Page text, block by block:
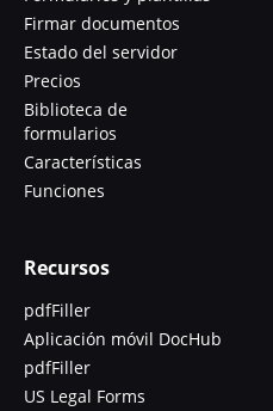
Firmar documentos
Estado del servidor
Precios
Biblioteca de
formularios
Características
Funciones
Recursos
pdfFiller
Aplicación móvil DocHub
pdfFiller
US Legal Forms